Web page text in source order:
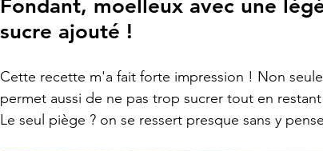
Fondant, moelleux avec une
sucre ajouté !
Cette recette m'a fait forte impression ! Non
permet aussi de ne pas trop sucrer tout en
Le seul piège ? on se ressert presque sans y